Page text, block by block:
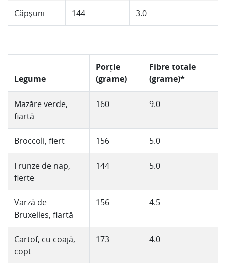
Căpșuni 144 3.0
Legume
Porție
(grame)
Fibre totale
(grame)*
Mazăre verde,
fiartă
160 9.0
Broccoli, fiert 156 5.0
Frunze de nap,
fierte
144 5.0
Varză de
Bruxelles, fiartă
156 4.5
Cartof, cu coajă,
copt
173 4.0